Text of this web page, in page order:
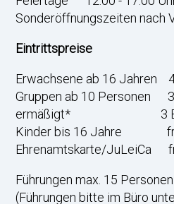
Sonderöffnungszeiten nach
Eintrittspreise
Erwachsene ab 16 Jahren
Gruppen ab 10 Personen 3
ermäßigt* 3
Kinder bis 16 Jahre
Ehrenamtskarte/JuLeiCa
Führungen max. 15
(Führungen bitte im Büro